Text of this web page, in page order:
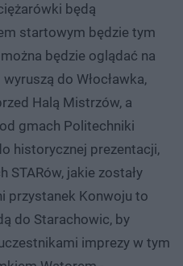
będą
startowym będzie tym
będzie oglądać na
do Włocławka,
Halą Mistrzów, a
gmach Politechniki
historycznej prezentacji,
STARów, jakie zostały
przystanek Konwoju to
do Starachowic, by
imprezy w tym